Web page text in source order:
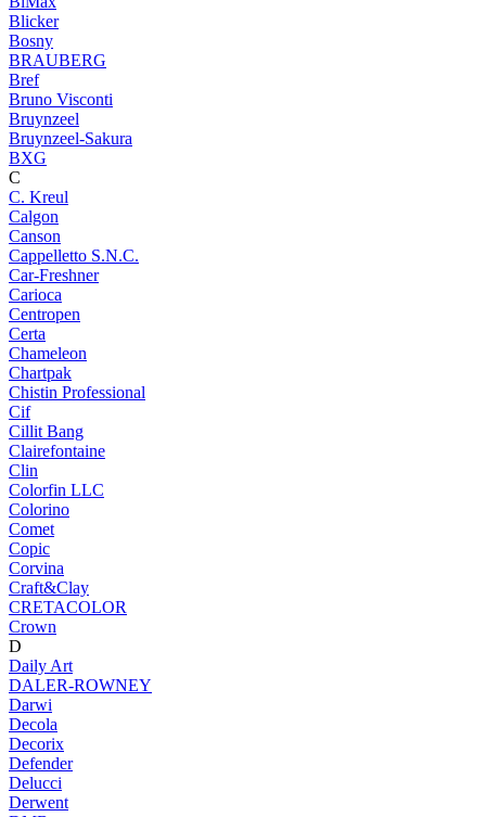
Blicker
Bosny
BRAUBERG
Bref
Bruno Visconti
Bruynzeel
Bruynzeel-Sakura
BXG
C
C. Kreul
Calgon
Canson
Cappelletto S.N.C.
Car-Freshner
Carioca
Centropen
Certa
Chameleon
Chartpak
Chistin Professional
Cif
Cillit Bang
Clairefontaine
Clin
Colorfin LLC
Colorino
Comet
Copic
Corvina
Craft&Clay
CRETACOLOR
Crown
D
Daily Art
DALER-ROWNEY
Darwi
Decola
Decorix
Defender
Delucci
Derwent